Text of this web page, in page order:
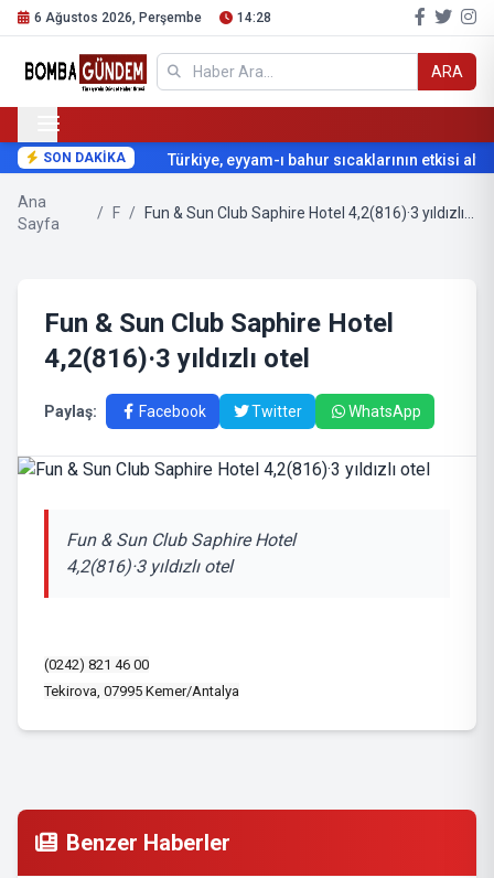
6 Ağustos 2026, Perşembe 14:28
ARA
SON DAKİKA Türkiye, eyyam-ı bahur sıcaklarının etkisi
Ana
Sayfa
/ F /
Fun & Sun Club Saphire Hotel
4,2(816)·3 yıldızlı otel
Paylaş: Facebook Twitter WhatsApp
Fun & Sun Club Saphire Hotel
4,2(816)·3 yıldızlı otel
(0242) 821 46 00
Tekirova, 07995 Kemer/Antalya
Benzer Haberler